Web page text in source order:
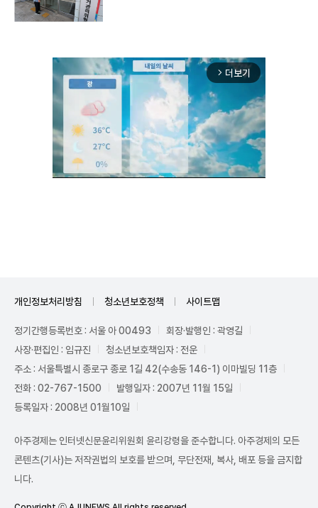
arrow_forward_ios 더보기
개인정보처리방침 청소년보호정책 사이트맵
정기간행등록번호 : 서울 아 00493
회장·발행인 : 곽영길
사장·편집인 : 임규진
청소년보호책임자 : 전운
주소 : 서울특별시 종로구 종로 1길 42(수송동 146-1) 이마빌딩 11층
전화 : 02-767-1500
발행일자 : 2007년 11월 15일
등록일자 : 2008년 01월10일
아주경제는 인터넷신문윤리위원회 윤리강령을 준수합니다. 아주경제의 모든
콘텐츠(기사)는 저작권법의 보호를 받으며, 무단전재, 복사, 배포 등을 금지합
니다.